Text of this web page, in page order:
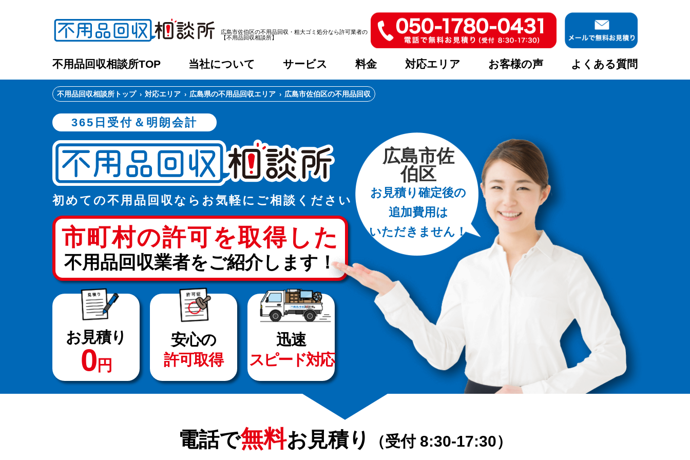
広島市佐伯区の不用品回収・粗大ゴミ処分なら許可業者の
【不用品回収相談所】
不用品回収相談所TOP 当社について サービス 料金 対応エリア お客様の声 よくある質問
不用品回収相談所トップ 対応エリア 広島県の不用品回収エリア 広島市佐伯区の不用品回収
365日受付＆明朗会計
初めての不用品回収ならお気軽に ご相談ください
市町村の許可を取得した
不用品回収業者をご紹介します！
お見積り
0 円
安心の
許可取得
迅速
スピード対応
広島市佐
伯区
お見積り確定後の
追加費用は
いただきません！
電話で無料お見積り （受付 8:30-17:30）